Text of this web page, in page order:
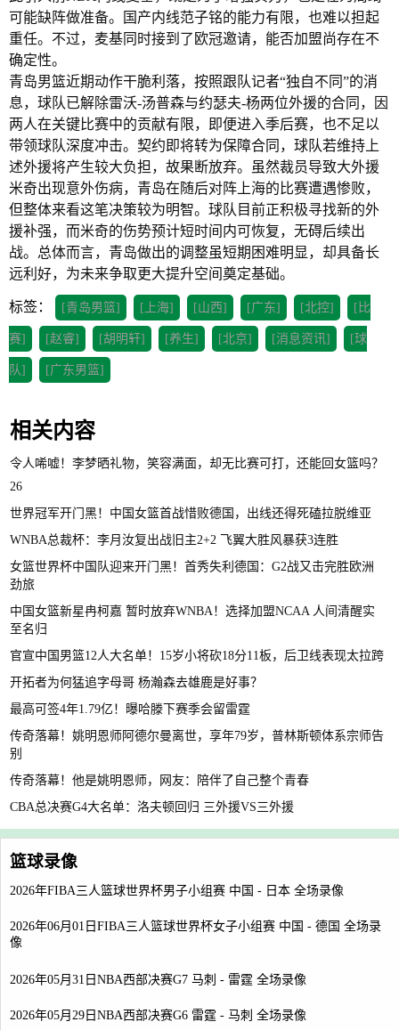
可能缺阵做准备。国产内线范子铭的能力有限，也难以担起
重任。不过，麦基同时接到了欧冠邀请，能否加盟尚存在不
确定性。
青岛男篮近期动作干脆利落，按照跟队记者“独自不同”的消
息，球队已解除雷沃-汤普森与约瑟夫-杨两位外援的合同，因
两人在关键比赛中的贡献有限，即便进入季后赛，也不足以
带领球队深度冲击。契约即将转为保障合同，球队若维持上
述外援将产生较大负担，故果断放弃。虽然裁员导致大外援
米奇出现意外伤病，青岛在随后对阵上海的比赛遭遇惨败，
但整体来看这笔决策较为明智。球队目前正积极寻找新的外
援补强，而米奇的伤势预计短时间内可恢复，无碍后续出
战。总体而言，青岛做出的调整虽短期困难明显，却具备长
远利好，为未来争取更大提升空间奠定基础。
标签： [青岛男篮] [上海] [山西] [广东] [北控] [比
赛] [赵睿] [胡明轩] [养生] [北京] [消息资讯] [球
队] [广东男篮]
相关内容
令人唏嘘！李梦晒礼物，笑容满面，却无比赛可打，还能回女篮吗？
26
世界冠军开门黑！中国女篮首战惜败德国，出线还得死磕拉脱维亚
WNBA总裁杯：李月汝复出战旧主2+2 飞翼大胜风暴获3连胜
女篮世界杯中国队迎来开门黑！首秀失利德国：G2战又击完胜欧洲
劲旅
中国女篮新星冉柯嘉 暂时放弃WNBA！选择加盟NCAA 人间清醒实
至名归
官宣中国男篮12人大名单！15岁小将砍18分11板，后卫线表现太拉跨
开拓者为何猛追字母哥 杨瀚森去雄鹿是好事？
最高可签4年1.79亿！曝哈滕下赛季会留雷霆
传奇落幕！姚明恩师阿德尔曼离世，享年79岁，普林斯顿体系宗师告
别
传奇落幕！他是姚明恩师，网友：陪伴了自己整个青春
CBA总决赛G4大名单：洛夫顿回归 三外援VS三外援
篮球录像
2026年FIBA三人篮球世界杯男子小组赛 中国 - 日本 全场录像
2026年06月01日FIBA三人篮球世界杯女子小组赛 中国 - 德国 全场录
像
2026年05月31日NBA西部决赛G7 马刺 - 雷霆 全场录像
2026年05月29日NBA西部决赛G6 雷霆 - 马刺 全场录像